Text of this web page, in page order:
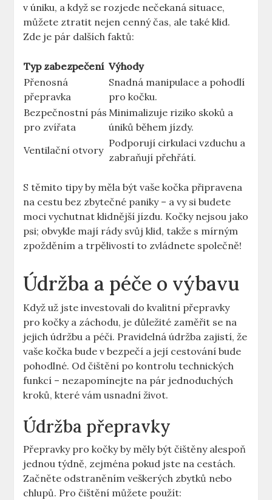
v úniku, a když se rozjede nečekaná situace,
můžete ztratit nejen cenný čas, ale také klid.
Zde je pár dalších faktů:
Typ zabezpečení Výhody
Přenosná
přepravka
Snadná manipulace a pohodlí
pro kočku.
Bezpečnostní pás
pro zvířata
Minimalizuje riziko skoků a
úniků během jízdy.
Ventilační otvory
Podporují cirkulaci vzduchu a
zabraňují přehřátí.
S těmito tipy by měla být vaše kočka připravena
na cestu bez zbytečné paniky – a vy si budete
moci vychutnat klidnější jízdu. Kočky nejsou jako
psi; obvykle mají rády svůj klid, takže s mírným
zpožděním a trpělivostí to zvládnete společně!
Údržba a péče o výbavu
Když už jste investovali do kvalitní přepravky
pro kočky a záchodu, je důležité zaměřit se na
jejich údržbu a péči. Pravidelná údržba zajistí, že
vaše kočka bude v bezpečí a její cestování bude
pohodlné. Od čištění po kontrolu technických
funkcí – nezapomínejte na pár jednoduchých
kroků, které vám usnadní život.
Údržba přepravky
Přepravky pro kočky by měly být čištěny alespoň
jednou týdně, zejména pokud jste na cestách.
Začněte odstraněním veškerých zbytků nebo
chlupů. Pro čištění můžete použít: